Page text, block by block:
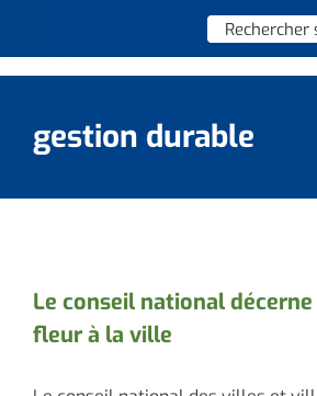
Chercher
:
Vie municipale
Culture et loisirs
gestion durable
Le conseil national
fleur à la ville